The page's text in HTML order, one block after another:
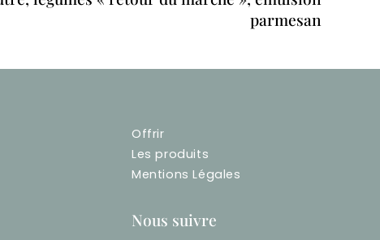
parmesan
Offrir
Les produits
Mentions Légales
Nous suivre